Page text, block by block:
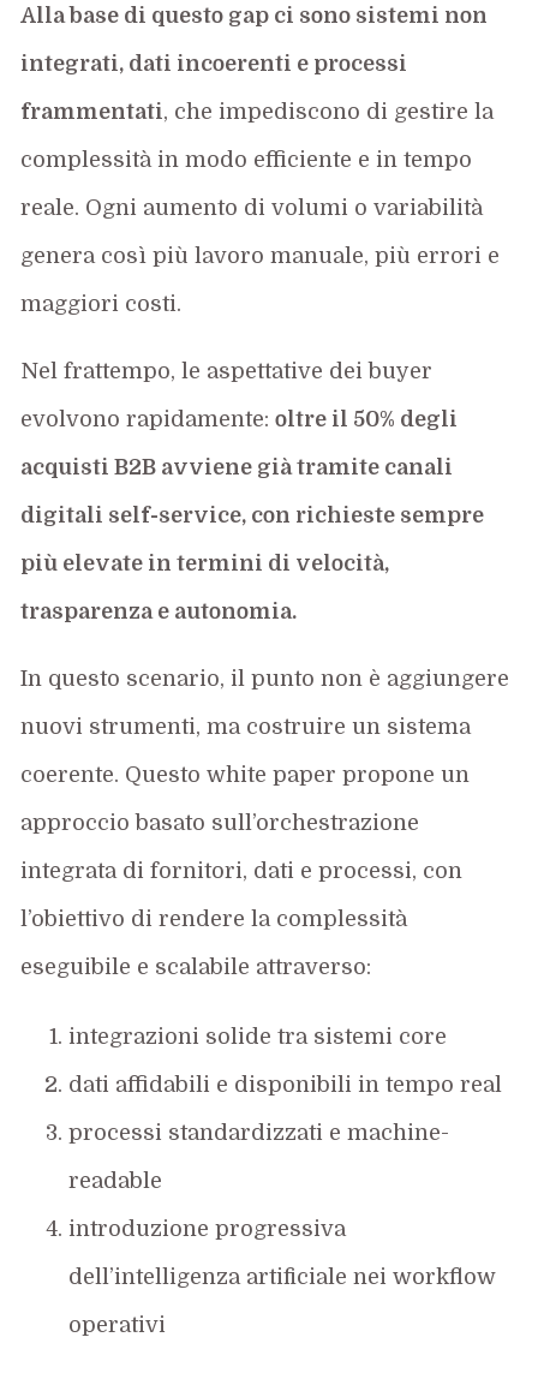
Alla base di questo gap ci sono sistemi non
integrati, dati incoerenti e processi
frammentati, che impediscono di gestire la
complessità in modo efficiente e in tempo
reale. Ogni aumento di volumi o variabilità
genera così più lavoro manuale, più errori e
maggiori costi.
Nel frattempo, le aspettative dei buyer
evolvono rapidamente:oltre il 50% degli
acquisti B2B avviene già tramite canali
digitali self-service, con richieste sempre
più elevate in termini di velocità,
trasparenza e autonomia.
In questo scenario, il punto non è aggiungere
nuovi strumenti, ma costruire un sistema
coerente. Questo white paper propone un
approccio basato sull’orchestrazione
integrata di fornitori, dati e processi, con
l’obiettivo di rendere la complessità
eseguibile e scalabile attraverso:
integrazioni solide tra sistemi core
dati affidabili e disponibili in tempo real
processi standardizzati e machine-
readable
introduzione progressiva
dell’intelligenza artificiale nei workflow
operativi